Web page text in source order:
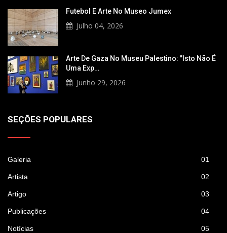
Futebol E Arte No Museo Jumex
Julho 04, 2026
Arte De Gaza No Museu Palestino: "Isto Não É
Uma Exp…
Junho 29, 2026
SEÇÕES POPULARES
Galeria 01
Artista 02
Artigo 03
Publicações 04
Notícias 05